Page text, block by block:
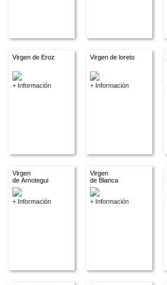
Virgen de Eroz
+ Información
Virgen de loreto
+ Información
Virgen
de Arnotegui
+ Información
Virgen
de Blanca
+ Información